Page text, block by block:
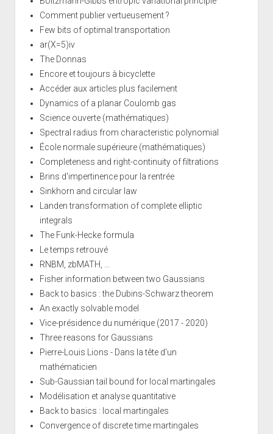
Comment publier vertueusement ?
Few bits of optimal transportation
ar(X=5)iv
The Donnas
Encore et toujours à bicyclette
Accéder aux articles plus facilement
Dynamics of a planar Coulomb gas
Science ouverte (mathématiques)
Spectral radius from characteristic polynomial
École normale supérieure (mathématiques)
Completeness and right-continuity of filtrations
Brins d'impertinence pour la rentrée
Sinkhorn and circular law
Landen transformation of complete elliptic
integrals
The Funk-Hecke formula
Le temps retrouvé
RNBM, zbMATH, ...
Fisher information between two Gaussians
Back to basics : the Dubins-Schwarz theorem
An exactly solvable model
Vice-présidence du numérique (2017 - 2020)
Three reasons for Gaussians
Pierre-Louis Lions - Dans la tête d'un
mathématicien
Sub-Gaussian tail bound for local martingales
Modélisation et analyse quantitative
Back to basics : local martingales
Convergence of discrete time martingales